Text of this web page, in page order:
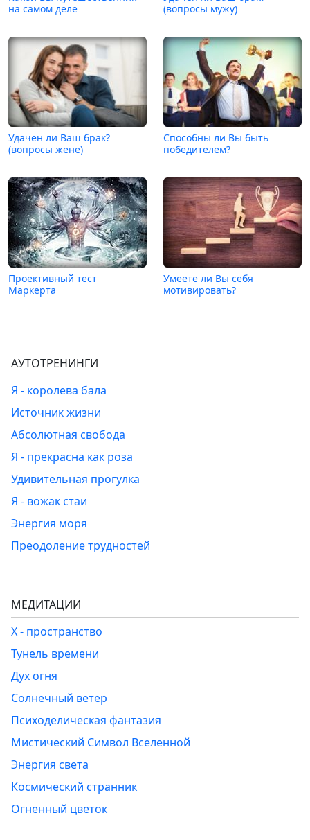
на самом деле
(вопросы мужу)
Удачен ли Ваш брак?
(вопросы жене)
Способны ли Вы быть
победителем?
Проективный тест
Маркерта
Умеете ли Вы себя
мотивировать?
АУТОТРЕНИНГИ
Я - королева бала
Источник жизни
Абсолютная свобода
Я - прекрасна как роза
Удивительная прогулка
Я - вожак стаи
Энергия моря
Преодоление трудностей
МЕДИТАЦИИ
Х - пространство
Тунель времени
Дух огня
Солнечный ветер
Психоделическая фантазия
Мистический Символ Вселенной
Энергия света
Космический странник
Огненный цветок